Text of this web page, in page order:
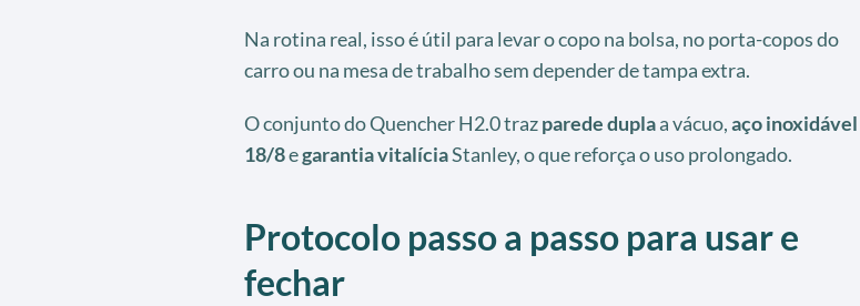
Na rotina real, isso é útil para levar o copo na bolsa, no porta-copos do
carro ou na mesa de trabalho sem depender de tampa extra.
O conjunto do Quencher H2.0 trazparede duplaa vácuo,aço inoxidável
18/8egarantia vitalíciaStanley, o que reforça o uso prolongado.
Protocolo passo a passo para usar e
fechar